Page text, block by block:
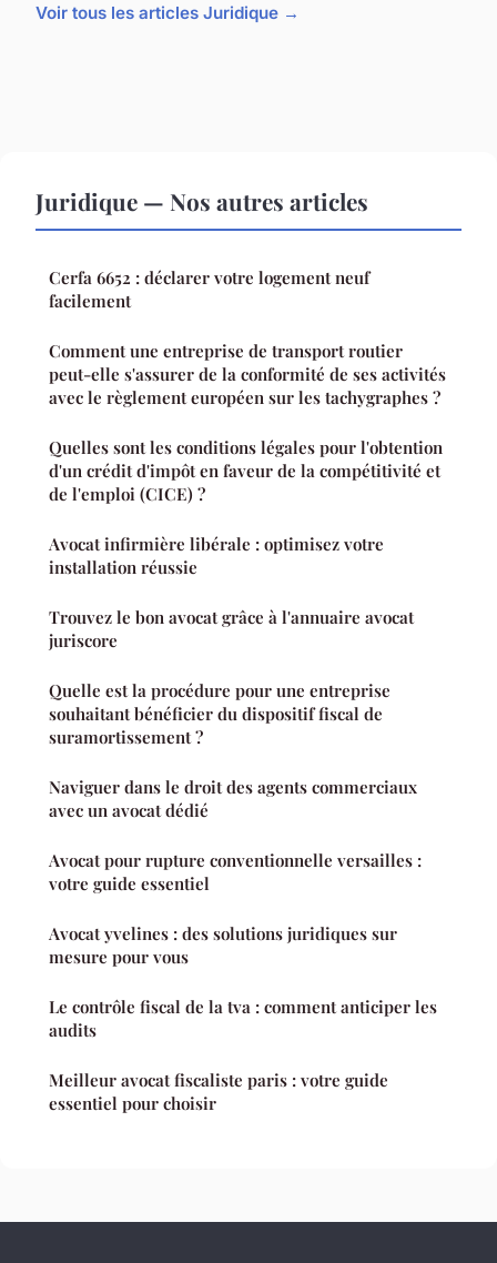
Voir tous les articles Juridique →
Juridique — Nos autres articles
Cerfa 6652 : déclarer votre logement neuf
facilement
Comment une entreprise de transport routier
peut-elle s'assurer de la conformité de ses activités
avec le règlement européen sur les tachygraphes ?
Quelles sont les conditions légales pour l'obtention
d'un crédit d'impôt en faveur de la compétitivité et
de l'emploi (CICE) ?
Avocat infirmière libérale : optimisez votre
installation réussie
Trouvez le bon avocat grâce à l'annuaire avocat
juriscore
Quelle est la procédure pour une entreprise
souhaitant bénéficier du dispositif fiscal de
suramortissement ?
Naviguer dans le droit des agents commerciaux
avec un avocat dédié
Avocat pour rupture conventionnelle versailles :
votre guide essentiel
Avocat yvelines : des solutions juridiques sur
mesure pour vous
Le contrôle fiscal de la tva : comment anticiper les
audits
Meilleur avocat fiscaliste paris : votre guide
essentiel pour choisir